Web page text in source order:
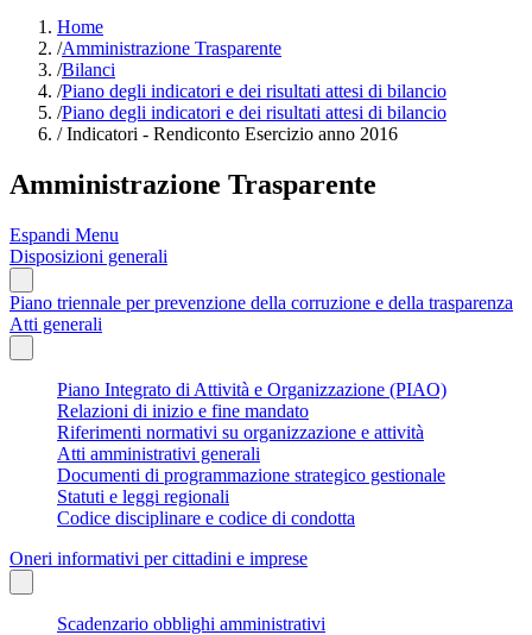
Home
/Amministrazione Trasparente
/Bilanci
/Piano degli indicatori e dei risultati attesi di bilancio
/Piano degli indicatori e dei risultati attesi di bilancio
/Indicatori - Rendiconto Esercizio anno 2016
Amministrazione Trasparente
Espandi Menu
Disposizioni generali
Piano triennale per prevenzione della corruzione e della trasparenza
Atti generali
Piano Integrato di Attività e Organizzazione (PIAO)
Relazioni di inizio e fine mandato
Riferimenti normativi su organizzazione e attività
Atti amministrativi generali
Documenti di programmazione strategico gestionale
Statuti e leggi regionali
Codice disciplinare e codice di condotta
Oneri informativi per cittadini e imprese
Scadenzario obblighi amministrativi